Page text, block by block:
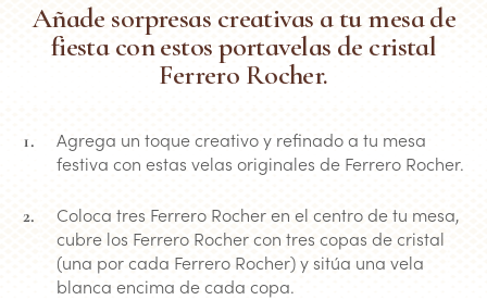
Añade sorpresas creativas a tu mesa de
fiesta con estos portavelas de cristal
Ferrero Rocher.
Agrega un toque creativo y refinado a tu mesa
festiva con estas velas originales de Ferrero Rocher.
Coloca tres Ferrero Rocher en el centro de tu mesa,
cubre los Ferrero Rocher con tres copas de cristal
(una por cada Ferrero Rocher) y sitúa una vela
blanca encima de cada copa.